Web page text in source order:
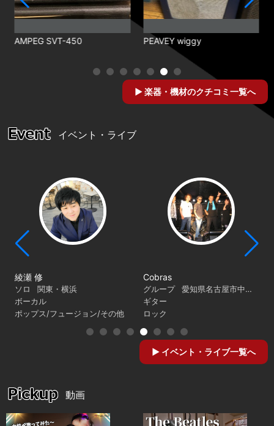
AMPEG SVT-450 PEAVEY wiggy
楽器・機材のクチコミ一覧へ
イベント・ライブ
綾瀬 修
ソロ
関東・横浜
ボーカル
ポップス/フュージョン/その他
Cobras
グループ
愛知県名古屋市中心に
ギター
ロック
イベント・ライブ一覧へ
動画